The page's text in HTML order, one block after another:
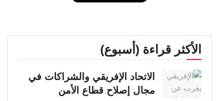
الأكثر قراءة (أسبوع)
الاتحاد الإفريقي والشراكات في
مجال إصلاح قطاع الأمن